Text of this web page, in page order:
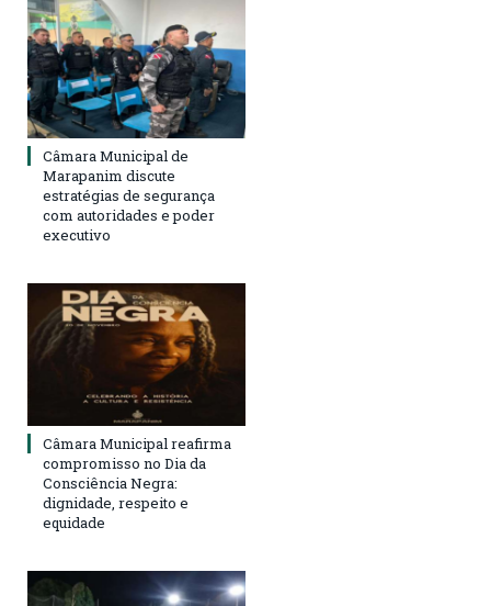
Câmara Municipal de
Marapanim discute
estratégias de segurança
com autoridades e poder
executivo
Câmara Municipal reafirma
compromisso no Dia da
Consciência Negra:
dignidade, respeito e
equidade